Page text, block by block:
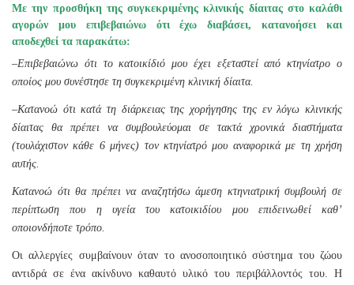
Με την προσθήκη της συγκεκριμένης κλινικής δίαιτας στο καλάθι
αγορών μου επιβεβαιώνω ότι έχω διαβάσει, κατανοήσει και
αποδεχθεί τα παρακάτω:
–Επιβεβαιώνω ότι το κατοικίδιό μου έχει εξεταστεί από κτηνίατρο ο
οποίος μου συνέστησε τη συγκεκριμένη κλινική δίαιτα.
–Κατανοώ ότι κατά τη διάρκειας της χορήγησης της εν λόγω κλινικής
δίαιτας θα πρέπει να συμβουλεύομαι σε τακτά χρονικά διαστήματα
(τουλάχιστον κάθε 6 μήνες) τον κτηνίατρό μου αναφορικά με τη χρήση
αυτής.
Κατανοώ ότι θα πρέπει να αναζητήσω άμεση κτηνιατρική συμβουλή σε
περίπτωση που η υγεία του κατοικιδίου μου επιδεινωθεί καθ’
οποιονδήποτε τρόπο.
Οι αλλεργίες συμβαίνουν όταν το ανοσοποιητικό σύστημα του ζώου
αντιδρά σε ένα ακίνδυνο καθαυτό υλικό του περιβάλλοντός του. Η